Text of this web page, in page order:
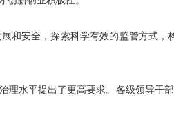
和安全，探索科学有效的监管方式
水平提出了更高要求。各级领导干